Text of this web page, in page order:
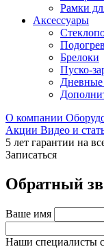
Рамки
Аксессуары
Брелоки
Пуско-
Дневные
О компании
Акции Видео и
5 лет гарантии на
Записаться
Обратный
Ваше имя
Наши специалисты